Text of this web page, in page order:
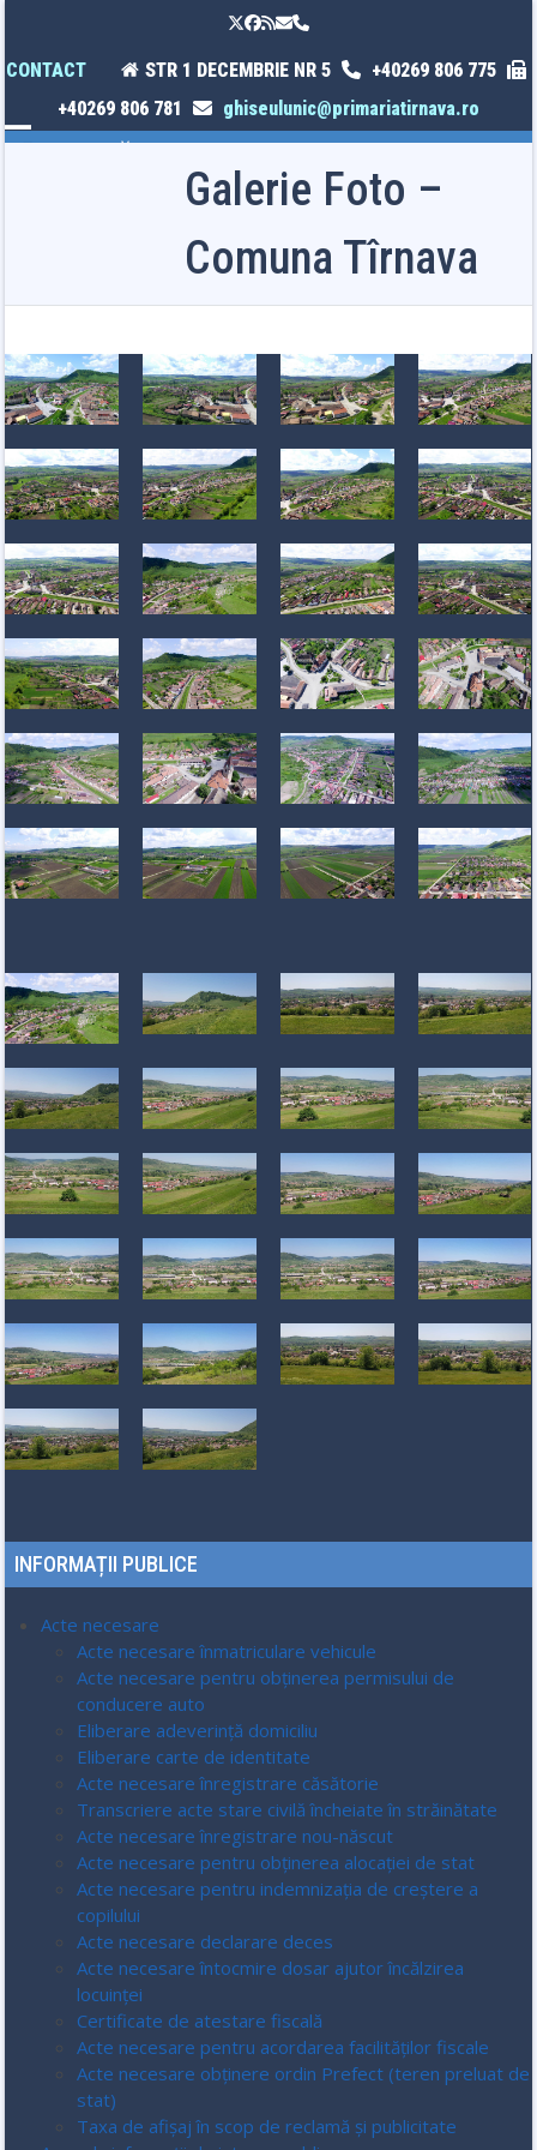
content
Twitter
Facebook
RSSEmailPhone
CONTACT
STR 1 DECEMBRIE NR 5
+40269 806 775
+40269 806 781
ghiseulunic@primariatirnava.ro
Open
Close
Galerie Foto –
Comuna Tîrnava
INFORMAȚII PUBLICE
Acte necesare
Acte necesare înmatriculare vehicule
Acte necesare pentru obținerea permisului de
conducere auto
Eliberare adeverință domiciliu
Eliberare carte de identitate
Acte necesare înregistrare căsătorie
Transcriere acte stare civilă încheiate în străinătate
Acte necesare înregistrare nou-născut
Acte necesare pentru obținerea alocației de stat
Acte necesare pentru indemnizația de creștere a
copilului
Acte necesare declarare deces
Acte necesare întocmire dosar ajutor încălzirea
locuinței
Certificate de atestare fiscală
Acte necesare pentru acordarea facilităților fiscale
Acte necesare obținere ordin Prefect (teren preluat de
stat)
Taxa de afișaj în scop de reclamă și publicitate